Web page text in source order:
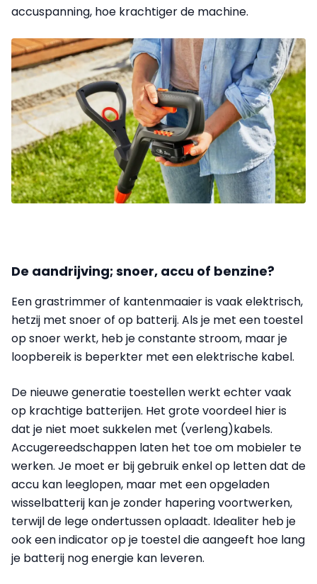
accuspanning, hoe krachtiger de machine.
De aandrijving; snoer, accu of benzine?
Een grastrimmer of kantenmaaier is vaak elektrisch,
hetzij met snoer of op batterij. Als je met een toestel
op snoer werkt, heb je constante stroom, maar je
loopbereik is beperkter met een elektrische kabel.
De nieuwe generatie toestellen werkt echter vaak
op krachtige batterijen. Het grote voordeel hier is
dat je niet moet sukkelen met (verleng)kabels.
Accugereedschappen laten het toe om mobieler te
werken. Je moet er bij gebruik enkel op letten dat de
accu kan leeglopen, maar met een opgeladen
wisselbatterij kan je zonder hapering voortwerken,
terwijl de lege ondertussen oplaadt. Idealiter heb je
ook een indicator op je toestel die aangeeft hoe lang
je batterij nog energie kan leveren.